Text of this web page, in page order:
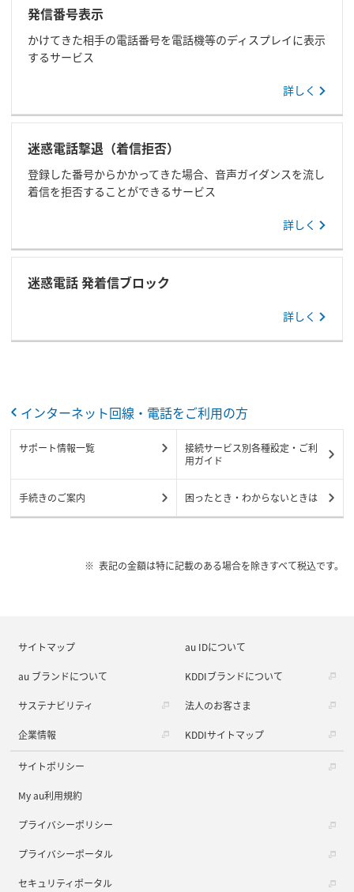
発信番号表示
かけてきた相手の電話番号を電話機等のディスプレイに表示
するサービス
詳しく
迷惑電話撃退（着信拒否）
登録した番号からかかってきた場合、音声ガイダンスを流し
着信を拒否することができるサービス
詳しく
迷惑電話 発着信ブロック
詳しく
インターネット回線・電話をご利用の方
サポート情報一覧
接続サービス別各種設定・ご利
用ガイド
手続きのご案内 困ったとき・わからないときは
表記の金額は特に記載のある場合を除きすべて税込です。
サイトマップ au IDについて
au ブランドについて KDDIブランドについて
サステナビリティ 法人のお客さま
企業情報 KDDIサイトマップ
サイトポリシー
My au利用規約
プライバシーポリシー
プライバシーポータル
セキュリティポータル